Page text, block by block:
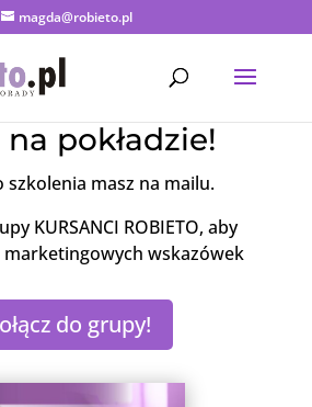
magda@robieto.pl
pokładzie!
szkolenia masz na mailu.
KURSANCI ROBIETO, aby
marketingowych wskazówek
do grupy!